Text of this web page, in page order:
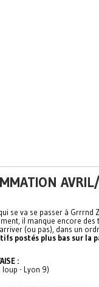
se va se passer à Grrrnd
il manque encore des
(ou pas), dans un
postés plus bas sur la
:
- Lyon 9)